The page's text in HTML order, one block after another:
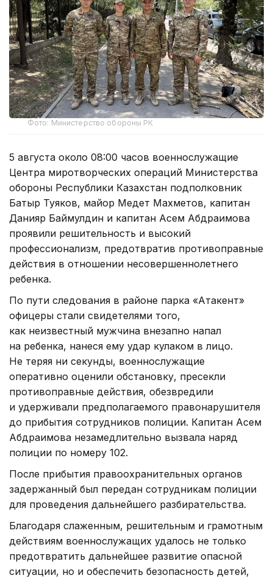
Фото: Министерство обороны РК
5 августа около 08:00 часов военнослужащие
Центра миротворческих операций Министерства
обороны Республики Казахстан подполковник
Батыр Туяков, майор Медет Махметов, капитан
Данияр Баймулдин и капитан Асем Абдраимова
проявили решительность и высокий
профессионализм, предотвратив противоправные
действия в отношении несовершеннолетнего
ребенка.
По пути следования в районе парка «Атакент»
офицеры стали свидетелями того,
как неизвестный мужчина внезапно напал
на ребенка, нанеся ему удар кулаком в лицо.
Не теряя ни секунды, военнослужащие
оперативно оценили обстановку, пресекли
противоправные действия, обезвредили
и удерживали предполагаемого правонарушителя
до прибытия сотрудников полиции. Капитан Асем
Абдраимова незамедлительно вызвала наряд
полиции по номеру 102.
После прибытия правоохранительных органов
задержанный был передан сотрудникам полиции
для проведения дальнейшего разбирательства.
Благодаря слаженным, решительным и грамотным
действиям военнослужащих удалось не только
предотвратить дальнейшее развитие опасной
ситуации, но и обеспечить безопасность детей,